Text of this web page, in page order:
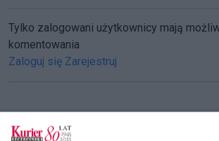
Tylko zalogowani użytkownicy mają
komentowania
Zaloguj się Zarejestruj
CZYTAJ TAKŻE